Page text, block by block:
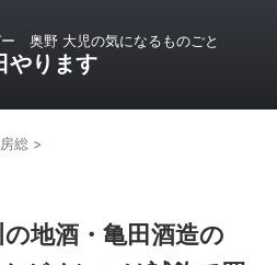
奥野 大児の気になるものごと
やります
総 >
の地酒・亀田酒造の